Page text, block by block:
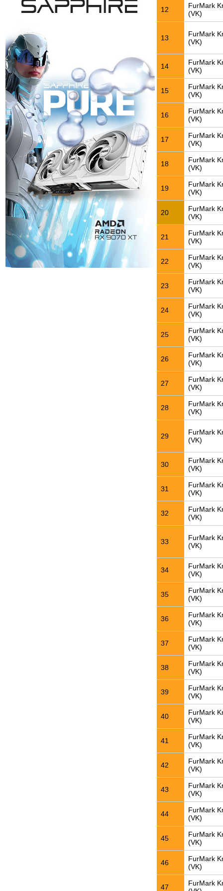
12
FurMark
(VK)
13
FurMark
(VK)
14
FurMark
(VK)
15
FurMark
(VK)
16
FurMark
(VK)
17
FurMark
(VK)
18
FurMark
(VK)
19
FurMark
(VK)
20
FurMark
(VK)
21
FurMark
(VK)
22
FurMark
(VK)
23
FurMark
(VK)
24
FurMark
(VK)
25
FurMark
(VK)
26
FurMark
(VK)
27
FurMark
(VK)
28
FurMark
(VK)
29
FurMark
(VK)
30
FurMark
(VK)
31
FurMark
(VK)
32
FurMark
(VK)
33
FurMark
(VK)
34
FurMark
(VK)
35
FurMark
(VK)
36
FurMark
(VK)
37
FurMark
(VK)
38
FurMark
(VK)
39
FurMark
(VK)
40
FurMark
(VK)
41
FurMark
(VK)
42
FurMark
(VK)
43
FurMark
(VK)
44
FurMark
(VK)
45
FurMark
(VK)
46
FurMark
(VK)
47
FurMark